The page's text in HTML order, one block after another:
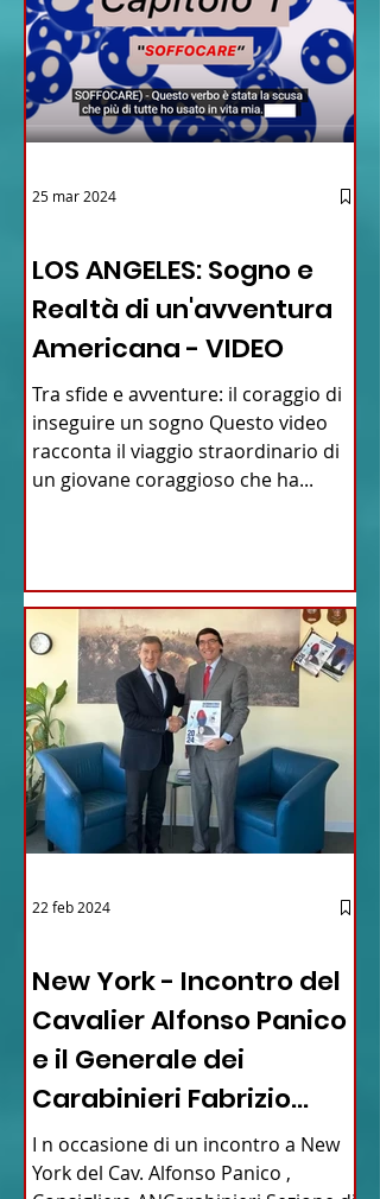
LOS ANGELES: Sogno e
Realtà di un'avventura
Americana - VIDEO
Tra sfide e avventure: il coraggio di
inseguire un sogno Questo video
racconta il viaggio straordinario di
un giovane coraggioso che ha...
25 mar 2024
New York - Incontro del
Cavalier Alfonso Panico
e il Generale dei
Carabinieri Fabrizio
Parrulli
I n occasione di un incontro a New
York del Cav. Alfonso Panico ,
22 feb 2024